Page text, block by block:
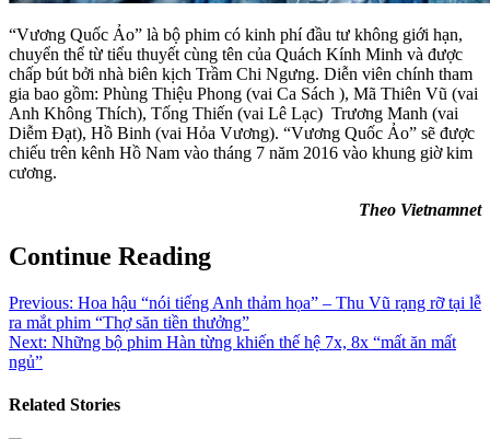
“Vương Quốc Ảo” là bộ phim có kinh phí đầu tư không giới hạn,
chuyển thể từ tiểu thuyết cùng tên của Quách Kính Minh và được
chấp bút bởi nhà biên kịch Trầm Chi Ngưng. Diễn viên chính tham
gia bao gồm: Phùng Thiệu Phong (vai Ca Sách ), Mã Thiên Vũ (vai
Anh Không Thích), Tống Thiến (vai Lê Lạc) Trương Manh (vai
Diễm Đạt), Hồ Binh (vai Hỏa Vương). “Vương Quốc Ảo” sẽ được
chiếu trên kênh Hồ Nam vào tháng 7 năm 2016 vào khung giờ kim
cương.
Theo Vietnamnet
Continue Reading
Previous: Hoa hậu “nói tiếng Anh thảm họa” – Thu Vũ rạng rỡ tại lễ
ra mắt phim “Thợ săn tiền thưởng”
Next: Những bộ phim Hàn từng khiến thế hệ 7x, 8x “mất ăn mất
ngủ”
Related Stories